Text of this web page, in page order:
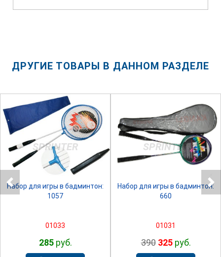
ДРУГИЕ ТОВАРЫ В ДАННОМ РАЗДЕЛЕ
SPRINTER
Набор для игры в бадминтон:
1057
01033
285руб.
SPRINTER
Набор для игры в бадминтон:
660
01031
390 325руб.